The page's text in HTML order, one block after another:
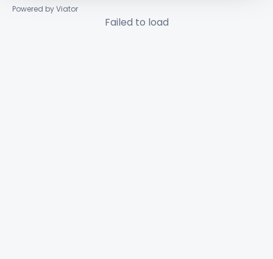
Powered by Viator
Failed to load